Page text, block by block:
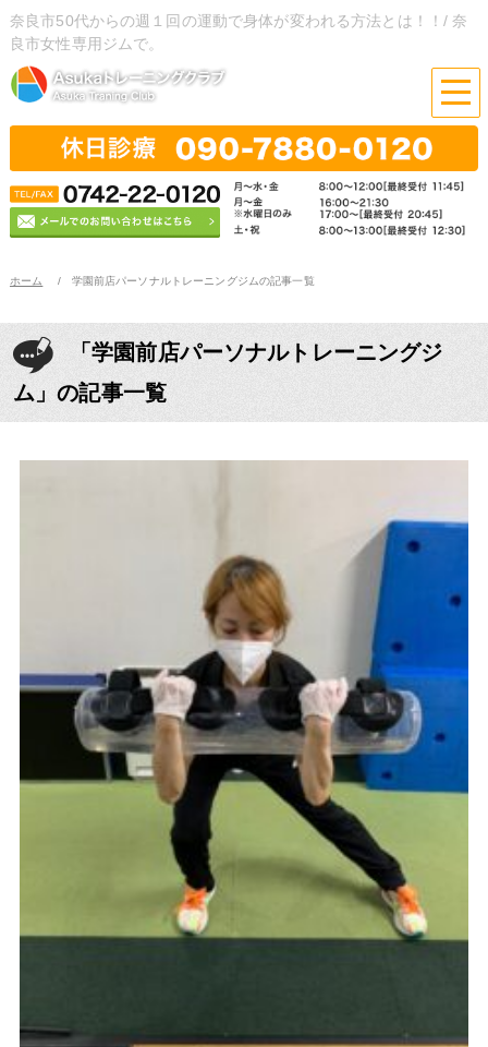
奈良市50代からの週１回の運動で身体が変われる方法とは！！/ 奈
良市女性専用ジムで。
ホーム 学園前店パーソナルトレーニングジムの記事一覧
「学園前店パーソナルトレーニングジ
ム」の記事一覧